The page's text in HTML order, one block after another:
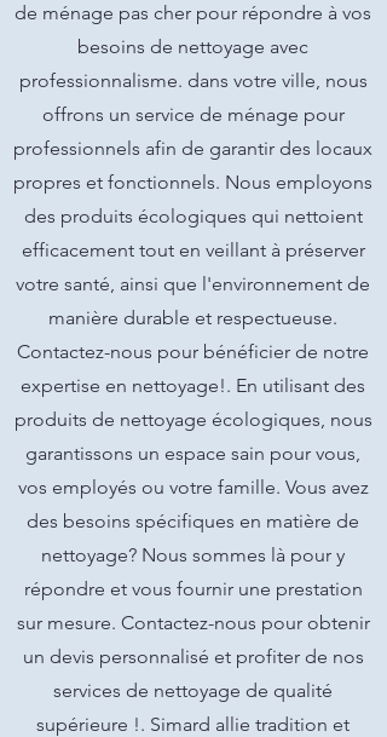
de ménage pas cher pour répondre à vos
besoins de nettoyage avec
professionnalisme. dans votre ville, nous
offrons un service de ménage pour
professionnels afin de garantir des locaux
propres et fonctionnels. Nous employons
des produits écologiques qui nettoient
efficacement tout en veillant à préserver
votre santé, ainsi que l'environnement de
manière durable et respectueuse.
Contactez-nous pour bénéficier de notre
expertise en nettoyage!. En utilisant des
produits de nettoyage écologiques, nous
garantissons un espace sain pour vous,
vos employés ou votre famille. Vous avez
des besoins spécifiques en matière de
nettoyage? Nous sommes là pour y
répondre et vous fournir une prestation
sur mesure. Contactez-nous pour obtenir
un devis personnalisé et profiter de nos
services de nettoyage de qualité
supérieure !. Simard allie tradition et